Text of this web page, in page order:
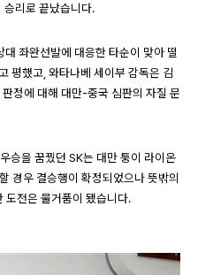
리로 끝났습니다.
좌완선발에 대응한 타순이 맞아 떨
평했고, 와타나베 세이부 감독은 김
정에 대해 대만-중국 심판의 자질 문
승을 꿈꿨던 SK는 대만 퉁이 라이온
경우 결승행이 확정되었으나 뜻밖의
도전은 물거품이 됐습니다.